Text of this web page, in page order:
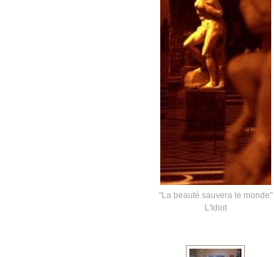
"La beauté sauvera le monde"
L'Idiot